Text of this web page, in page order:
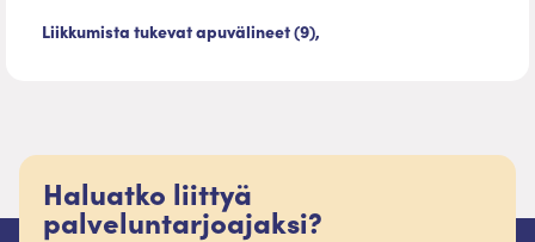
Liikkumista tukevat apuvälineet (9),
Haluatko liittyä
palveluntarjoajaksi?